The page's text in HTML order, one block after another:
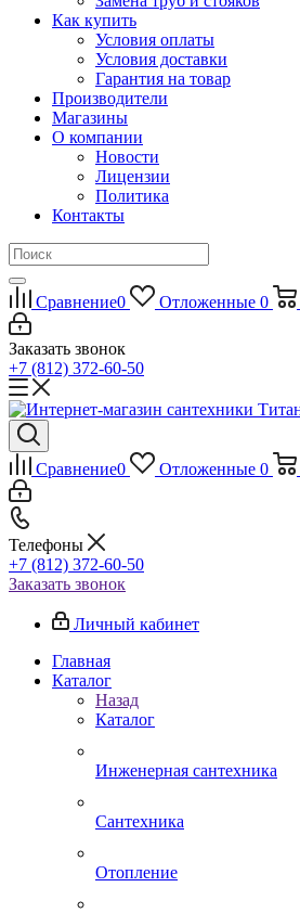
Как купить
Условия оплаты
Условия доставки
Гарантия на товар
Производители
Магазины
О компании
Новости
Лицензии
Политика
Контакты
Сравнение0 Отложенные 0
Заказать звонок
+7 (812) 372-60-50
Сравнение0 Отложенные 0
Телефоны
+7 (812) 372-60-50
Заказать звонок
Личный кабинет
Главная
Каталог
Назад
Каталог
Инженерная сантехника
Сантехника
Отопление